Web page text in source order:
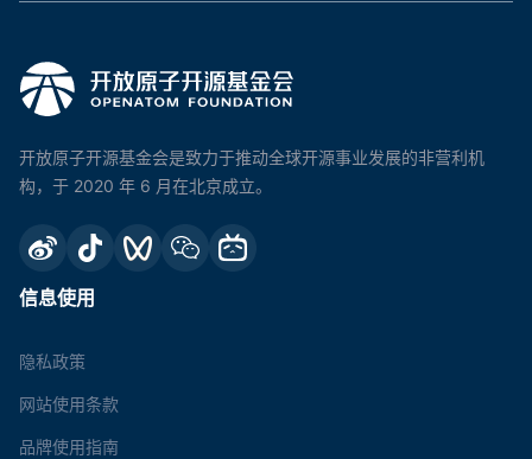
开放原子开源基金会是致力于推动全球开源事业发展的非营利机
构，于 2020 年 6 月在北京成立。
信息使用
隐私政策
网站使用条款
品牌使用指南